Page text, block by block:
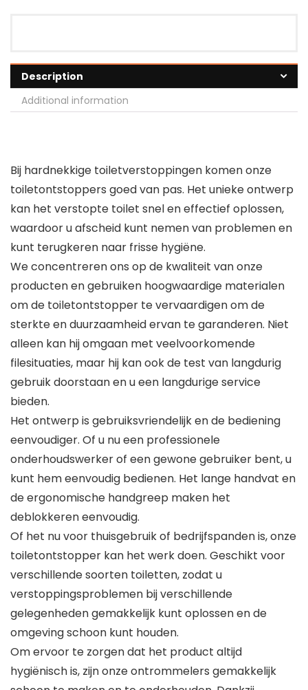
Description
Additional information
Bij hardnekkige toiletverstoppingen komen onze
toiletontstoppers goed van pas. Het unieke ontwerp
kan het verstopte toilet snel en effectief oplossen,
waardoor u afscheid kunt nemen van problemen en
kunt terugkeren naar frisse hygiëne.
We concentreren ons op de kwaliteit van onze
producten en gebruiken hoogwaardige materialen
om de toiletontstopper te vervaardigen om de
sterkte en duurzaamheid ervan te garanderen. Niet
alleen kan hij omgaan met veelvoorkomende
filesituaties, maar hij kan ook de test van langdurig
gebruik doorstaan en u een langdurige service
bieden.
Het ontwerp is gebruiksvriendelijk en de bediening
eenvoudiger. Of u nu een professionele
onderhoudswerker of een gewone gebruiker bent, u
kunt hem eenvoudig bedienen. Het lange handvat en
de ergonomische handgreep maken het
deblokkeren eenvoudig.
Of het nu voor thuisgebruik of bedrijfspanden is, onze
toiletontstopper kan het werk doen. Geschikt voor
verschillende soorten toiletten, zodat u
verstoppingsproblemen bij verschillende
gelegenheden gemakkelijk kunt oplossen en de
omgeving schoon kunt houden.
Om ervoor te zorgen dat het product altijd
hygiënisch is, zijn onze ontrommelers gemakkelijk